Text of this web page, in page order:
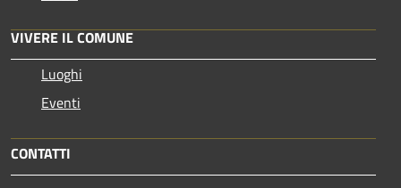
VIVERE IL COMUNE
Luoghi
Eventi
CONTATTI